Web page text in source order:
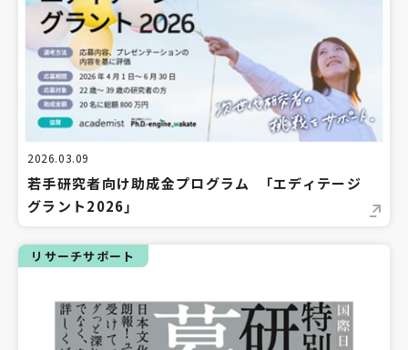
2026.03.09
若手研究者向け助成金プログラム 「エディテージ
グラント2026」
リサーチサポート